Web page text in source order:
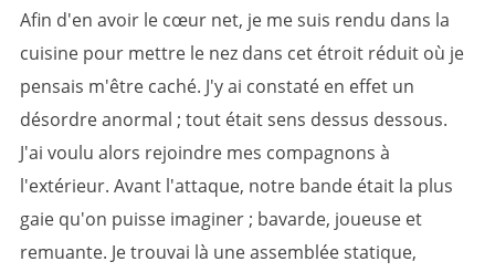
Afin d'en avoir le cœur net, je me suis rendu dans la
cuisine pour mettre le nez dans cet étroit réduit où je
pensais m'être caché. J'y ai constaté en effet un
désordre anormal ; tout était sens dessus dessous.
J'ai voulu alors rejoindre mes compagnons à
l'extérieur. Avant l'attaque, notre bande était la plus
gaie qu'on puisse imaginer ; bavarde, joueuse et
remuante. Je trouvai là une assemblée statique,